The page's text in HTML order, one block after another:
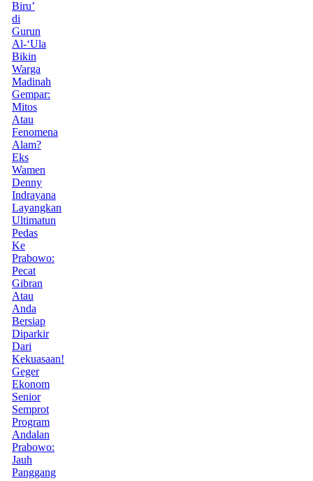
Biru’
di
Gurun
Al-‘Ula
Bikin
Warga
Madinah
Gempar:
Mitos
Atau
Fenomena
Alam?
Eks
Wamen
Denny
Indrayana
Layangkan
Ultimatun
Pedas
Ke
Prabowo:
Pecat
Gibran
Atau
Anda
Bersiap
Diparkir
Dari
Kekuasaan!
Geger
Ekonom
Senior
Semprot
Program
Andalan
Prabowo:
Jauh
Panggang